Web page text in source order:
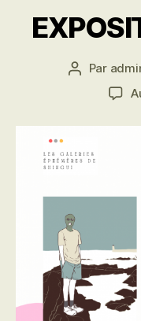
Auteur
l’article
Par